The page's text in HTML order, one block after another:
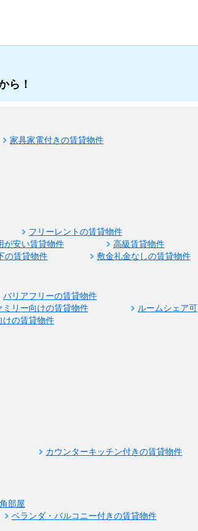
ら！
家具家電付きの賃貸物件
フリーレントの賃貸物件
が安い賃貸物件
高級賃貸物件
の賃貸物件 敷金礼金なしの賃貸物件
バリアフリーの賃貸物件
ミリー向けの賃貸物件
ルームシェア可
けの賃貸物件
カウンターキッチン付きの賃貸物件
角部屋
ベランダ・バルコニー付きの賃貸物件